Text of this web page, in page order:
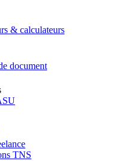
& calculateurs
document
TNS